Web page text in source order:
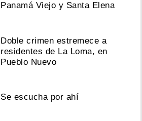
Panamá Viejo y Santa Elena
Doble crimen estremece a
residentes de La Loma, en
Pueblo Nuevo
Se escucha por ahí